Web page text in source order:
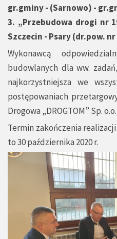
gr.gminy - (Sarnowo) -
3. „Przebudowa drogi nr
Szczecin - Psary (dr.pow. nr
Wykonawcą
budowlanych dla ww.
najkorzystniejsza we
postępowaniach
Drogowa „DROGTOM” Sp.
Termin zakończenia
to 30 października 2020 r.